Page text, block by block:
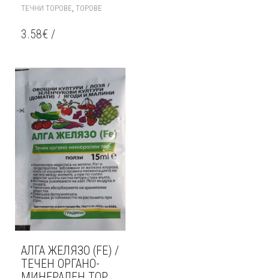
ТЕЧНИ ТОРОВЕ ТОРОВЕ
3.58€ /
АЛГА ЖЕЛЯЗО (FE) /
ТЕЧЕН ОРГАНО-